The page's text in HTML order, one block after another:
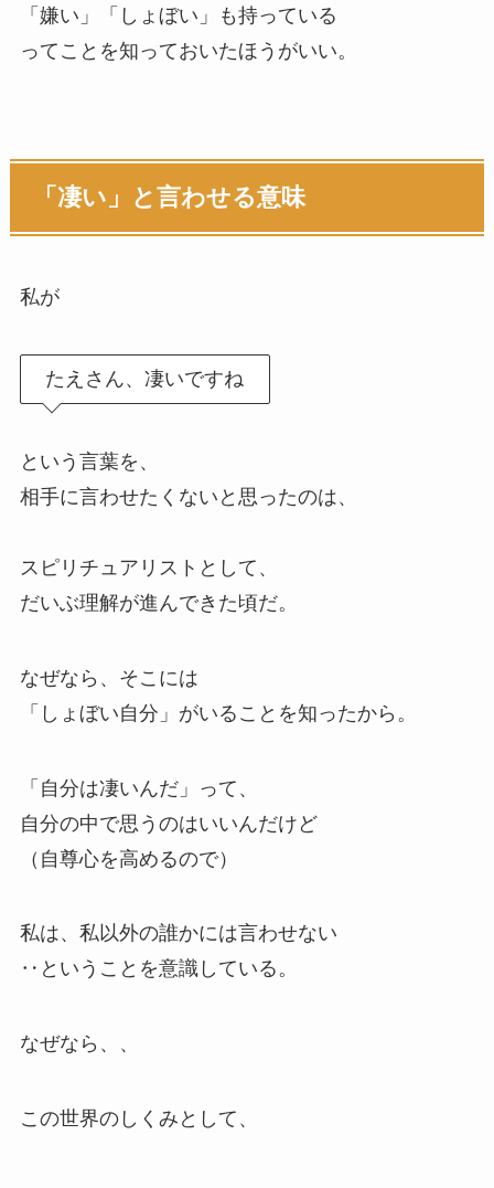
「嫌い」「しょぼい」も持っている
ってことを知っておいたほうがいい。
「凄い」と言わせる意味
私が
たえさん、凄いですね
という言葉を、
相手に言わせたくないと思ったのは、
スピリチュアリストとして、
だいぶ理解が進んできた頃だ。
なぜなら、そこには
「しょぼい自分」がいることを知ったから。
「自分は凄いんだ」って、
自分の中で思うのはいいんだけど
（自尊心を高めるので）
私は、私以外の誰かには言わせない
‥ということを意識している。
なぜなら、、
この世界のしくみとして、